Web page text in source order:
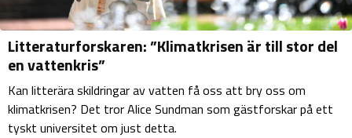
Litteraturforskaren: ”Klimatkrisen är till stor del
en vattenkris”
Kan litterära skildringar av vatten få oss att bry oss om
klimatkrisen? Det tror Alice Sundman som gästforskar på ett
tyskt universitet om just detta.